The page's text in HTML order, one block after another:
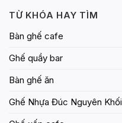
TỪ KHÓA HAY TÌM
Bàn ghế cafe
Ghế quầy bar
Bàn ghế ăn
Ghế Nhựa Đúc Nguyên Khối